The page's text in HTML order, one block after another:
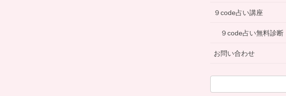
９code占い講座
９code占い無料診断
お問い合わせ